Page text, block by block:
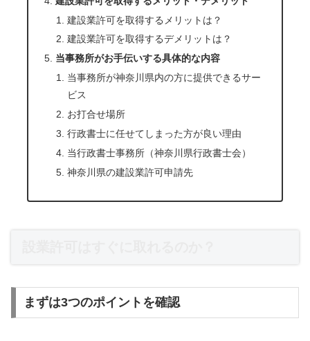
建設業許可を取得するメリットは？
建設業許可を取得するデメリットは？
当事務所がお手伝いする具体的な内容
当事務所が神奈川県内の方に提供できるサー
ビス
お打合せ場所
行政書士に任せてしまった方が良い理由
当行政書士事務所（神奈川県行政書士会）
神奈川県の建設業許可申請先
まずは3つのポイントを確認